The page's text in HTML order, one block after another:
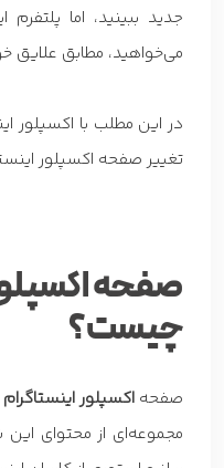
جدید ببینید، اما پلتفرم
می‌خواهید، مطابق علایق
در این مطلب با اکسپلور
تغییر صفحه اکسپلور
صفحه
چیست؟
صفحه اکسپلور اینستاگرام
مجموعه‌ای از محتوای این